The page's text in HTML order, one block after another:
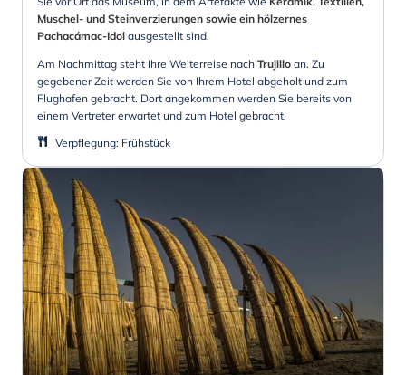
Muschel- und Steinverzierungen sowie ein hölzernes
Pachacámac-Idol ausgestellt sind.
Am Nachmittag steht Ihre Weiterreise nach Trujillo an. Zu
gegebener Zeit werden Sie von Ihrem Hotel abgeholt und zum
Flughafen gebracht. Dort angekommen werden Sie bereits von
einem Vertreter erwartet und zum Hotel gebracht.
Verpflegung: Frühstück